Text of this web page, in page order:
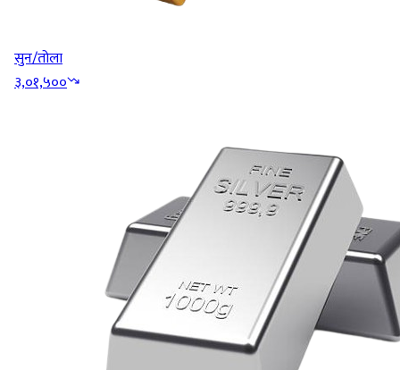
सुन/तोला
३,०१,५००